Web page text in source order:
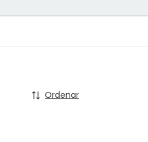
Ordenar